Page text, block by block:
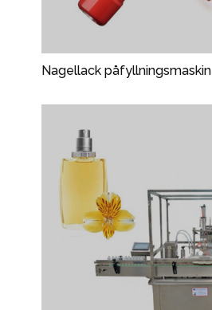
Nagellack påfyllningsmaskin